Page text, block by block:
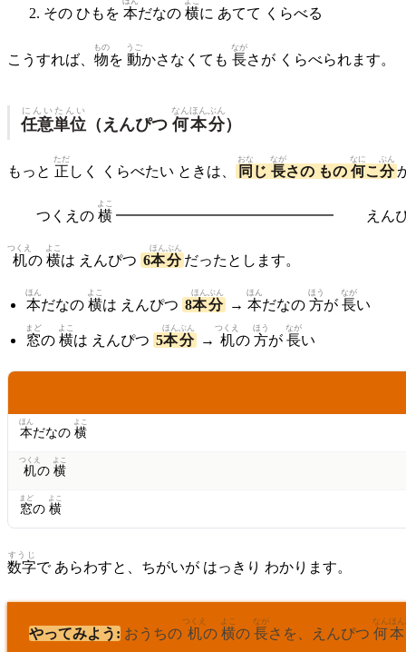
その ひもを 本だなの 横に あてて くらべる
こうすれば、 物
もの
を 動
うご
かさなくても 長
なが
さが くらべられます。
任意
にんい
単位
たんい
（えんぴつ 何
なん
本
ほん
分
ぶん
）
もっと 正
ただ
しく くらべたい ときは、 同
おな
じ 長
なが
さの もの 何
なに
こ 分
ぶん
つくえの 横
よこ
━━━━━━━━━━━━━━━ えんぴ
机
つくえ
の 横
よこ
は えんぴつ 6本
ほん
分
ぶん
だったとします。
本
ほん
だなの 横
よこ
は えんぴつ 8本
ほん
分
ぶん
→ 本
ほん
だなの 方
ほう
が 長
なが
い
窓
まど
の 横
よこ
は えんぴつ 5本
ほん
分
ぶん
→ 机
つくえ
の 方
ほう
が 長
なが
い
本
ほん
だなの 横
よこ
机
つくえ
の 横
よこ
窓
まど
の 横
よこ
数字
すうじ
で あらわすと、ちがいが はっきり わかります。
やってみよう: おうちの 机
つくえ
の 横
よこ
の 長
なが
さを、えんぴつ 何
なん
本
ほん